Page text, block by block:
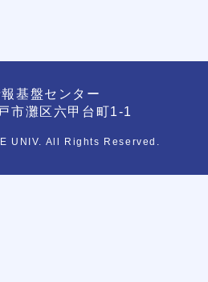
基盤センター
市灘区六甲台町1-1
UNIV. All Rights Reserved.